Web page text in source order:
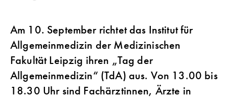
Am 10. September richtet das Institut für
Allgemeinmedizin der Medizinischen
Fakultät Leipzig ihren „Tag der
Allgemeinmedizin“ (TdA) aus. Von 13.00 bis
18.30 Uhr sind Fachärztinnen, Ärzte in